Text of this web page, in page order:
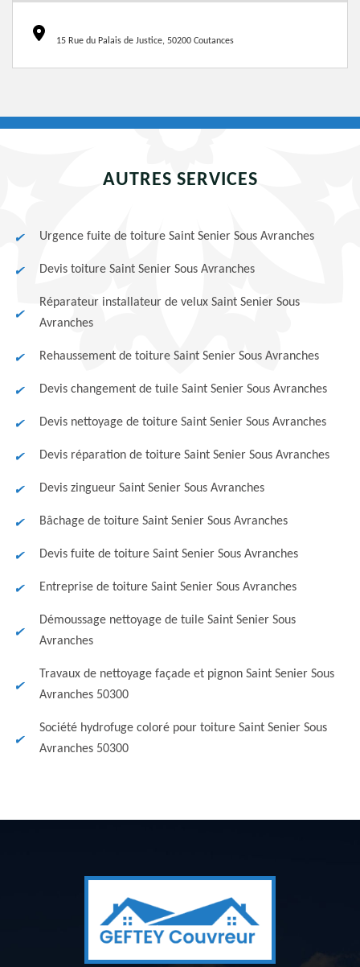
15 Rue du Palais de Justice, 50200 Coutances
AUTRES SERVICES
Urgence fuite de toiture Saint Senier Sous Avranches
Devis toiture Saint Senier Sous Avranches
Réparateur installateur de velux Saint Senier Sous
Avranches
Rehaussement de toiture Saint Senier Sous Avranches
Devis changement de tuile Saint Senier Sous Avranches
Devis nettoyage de toiture Saint Senier Sous Avranches
Devis réparation de toiture Saint Senier Sous Avranches
Devis zingueur Saint Senier Sous Avranches
Bâchage de toiture Saint Senier Sous Avranches
Devis fuite de toiture Saint Senier Sous Avranches
Entreprise de toiture Saint Senier Sous Avranches
Démoussage nettoyage de tuile Saint Senier Sous
Avranches
Travaux de nettoyage façade et pignon Saint Senier Sous
Avranches 50300
Société hydrofuge coloré pour toiture Saint Senier Sous
Avranches 50300